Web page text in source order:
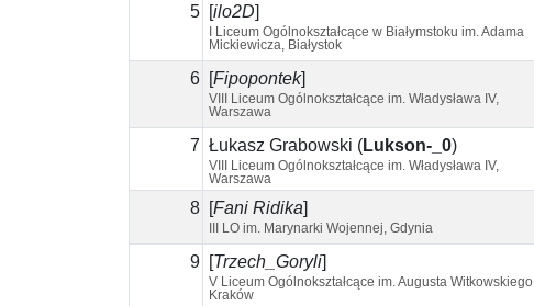
5 ilo2D
I Liceum Ogólnokształcące w Białymstoku im. Adama
Mickiewicza, Białystok
6 Fipopontek]
VIII Liceum Ogólnokształcące im. Władysława IV,
Warszawa
7 Łukasz Grabowski (Lukson-_0)
VIII Liceum Ogólnokształcące im. Władysława IV,
Warszawa
8 Fani Ridika
III LO im. Marynarki Wojennej, Gdynia
9 Trzech_Goryli
V Liceum Ogólnokształcące im. Augusta Witkowskiego,
Kraków